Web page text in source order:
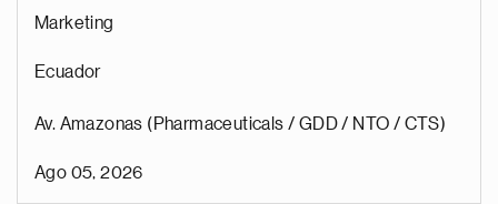
Marketing
Ecuador
Av. Amazonas (Pharmaceuticals / GDD / NTO / CTS)
Ago 05, 2026